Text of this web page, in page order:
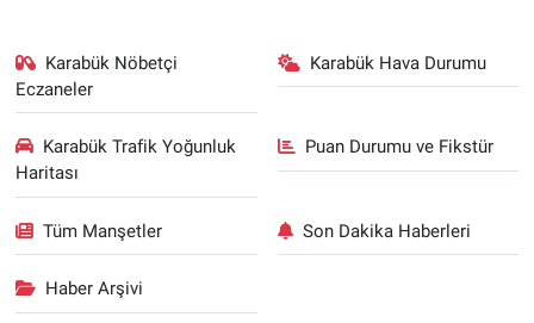
Karabük Nöbetçi
Eczaneler
Karabük Hava Durumu
Karabük Trafik Yoğunluk
Haritası
Puan Durumu ve Fikstür
Tüm Manşetler Son Dakika Haberleri
Haber Arşivi